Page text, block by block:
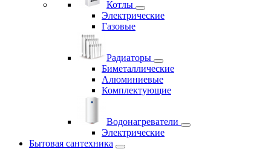
Котлы
Электрические
Газовые
Радиаторы
Биметаллические
Алюминиевые
Комплектующие
Водонагреватели
Электрические
Бытовая сантехника